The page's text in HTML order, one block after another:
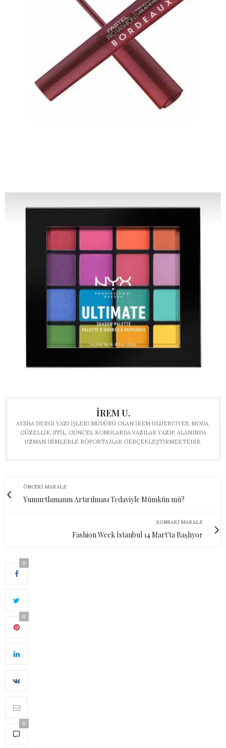
İREM U.
AYSHA DERGI YAZI İŞLERI MÜDÜRÜ OLAN İREM ULUERCIYES, MODA,
GÜZELLIK, STIL, GÜNCEL KONULARDA YAZILAR YAZIP, ALANINDA
UZMAN ISIMLERLE RÖPORTAJLAR GERÇEKLEŞTIRMEKTEDIR.
ÖNCEKI MAKALE
Yumurtlamanın Artırılması Tedaviyle Mümkün mü?
SONRAKI MAKALE
Fashion Week İstanbul 14 Mart'ta Başlıyor
0
0
0